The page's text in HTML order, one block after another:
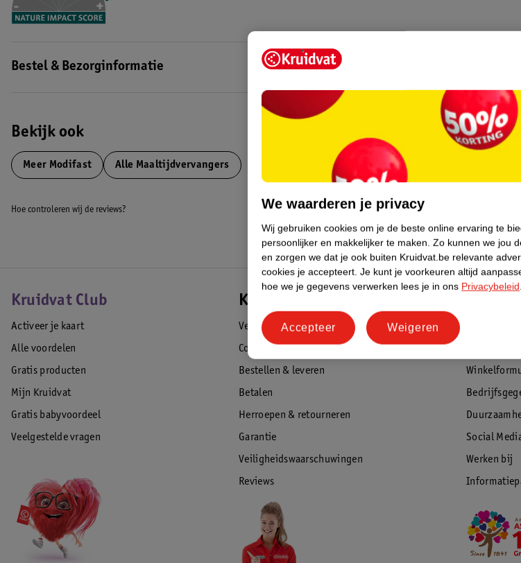
Tip:zet de pudding even in de koelkast, want koud is hij het lekkerst.
Bestel & Bezorginformatie
Bekijk ook
Meer Modifast Alle Maaltijdvervangers
Hoe controleren wij de reviews?
Kruidvat Club
Activeer je kaart
Alle voordelen
Gratis producten
Mijn Kruidvat
Gratis babyvoordeel
Veelgestelde vragen
Klantenservice
Veelgestelde vragen
Contact
Bestellen & leveren
Betalen
Herroepen & retourneren
Garantie
Veiligheidswaarschuwingen
Reviews
Social
Werken bij
We waarderen je privacy
Wij gebruiken cookies om je de beste online ervaring te
persoonlijker en makkelijker te maken. Zo kunnen we jou
en zorgen we dat je ook buiten Kruidvat.be relevante
cookies je accepteert. Je kunt je voorkeuren altijd
hoe we je gegevens verwerken lees je in ons Privacybeleid.
Weigeren
Accepteer